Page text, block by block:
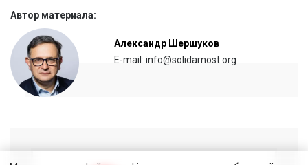
Автор материала:
Александр Шершуков
E-mail: info@solidarnost.org